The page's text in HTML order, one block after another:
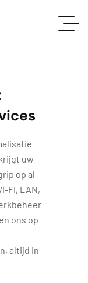
uw
op al
Fi, LAN,
ons op
altijd in